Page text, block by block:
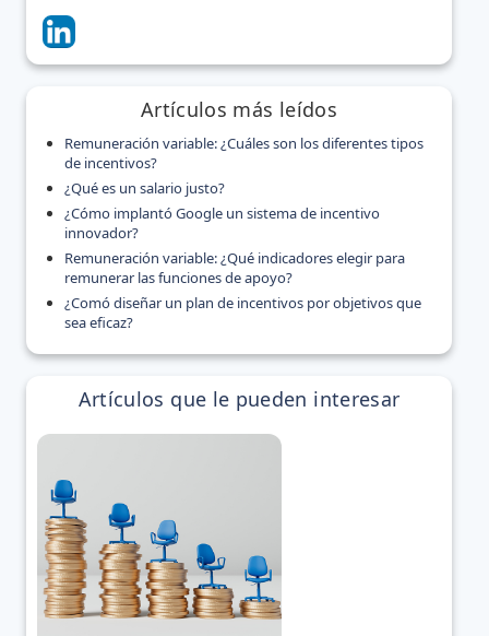
Artículos más leídos
Remuneración variable: ¿Cuáles son los diferentes tipos
de incentivos?
¿Qué es un salario justo?
¿Cómo implantó Google un sistema de incentivo
innovador?
Remuneración variable: ¿Qué indicadores elegir para
remunerar las funciones de apoyo?
¿Comó diseñar un plan de incentivos por objetivos que
sea eficaz?
Artículos que le pueden interesar